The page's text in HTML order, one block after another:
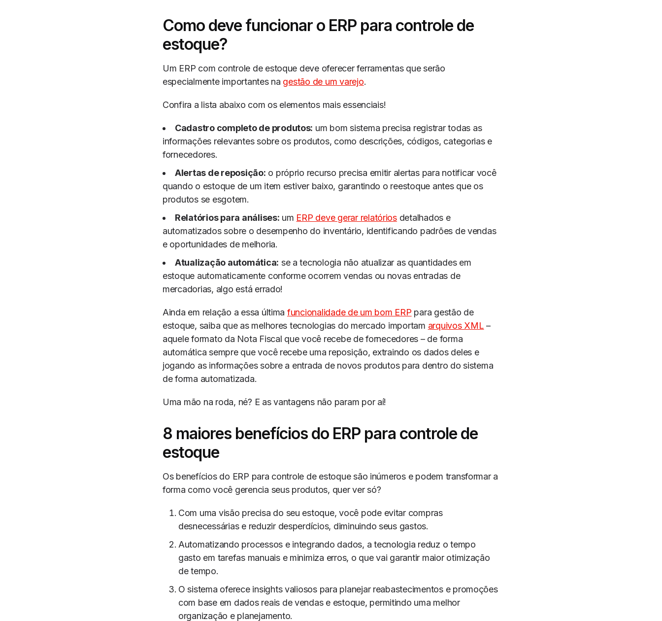
Como deve funcionar o ERP para controle de
estoque?
Um ERP com controle de estoque deve oferecer ferramentas que serão
especialmente importantes na gestão de um varejo.
Confira a lista abaixo com os elementos mais essenciais!
Cadastro completo de produtos: um bom sistema precisa registrar todas as
informações relevantes sobre os produtos, como descrições, códigos, categorias e
fornecedores.
Alertas de reposição: o próprio recurso precisa emitir alertas para notificar você
quando o estoque de um item estiver baixo, garantindo o reestoque antes que os
produtos se esgotem.
Relatórios para análises: um ERP deve gerar relatóriosdetalhados e
automatizados sobre o desempenho do inventário, identificando padrões de vendas
e oportunidades de melhoria.
Atualização automática: se a tecnologia não atualizar as quantidades em
estoque automaticamente conforme ocorrem vendas ou novas entradas de
mercadorias, algo está errado!
Ainda em relação a essa última funcionalidade de um bom ERP para gestão de
estoque, saiba que as melhores tecnologias do mercado importam arquivos XML –
aquele formato da Nota Fiscal que você recebe de fornecedores – de forma
automática sempre que você recebe uma reposição, extraindo os dados deles e
jogando as informações sobre a entrada de novos produtos para dentro do sistema
de forma automatizada.
Uma mão na roda, né? E as vantagens não param por aí!
8 maiores benefícios do ERP para controle de
estoque
Os benefícios do ERP para controle de estoque são inúmeros e podem transformar a
forma como você gerencia seus produtos, quer ver só?
Com uma visão precisa do seu estoque, você pode evitar compras
desnecessárias e reduzir desperdícios, diminuindo seus gastos.
Automatizando processos e integrando dados, a tecnologia reduz o tempo
gasto em tarefas manuais e minimiza erros, o que vai garantir maior otimização
de tempo.
O sistema oferece insights valiosos para planejar reabastecimentos e promoções
com base em dados reais de vendas e estoque, permitindo uma melhor
organização e planejamento.